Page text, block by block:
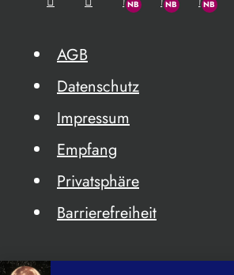
AGB
Datenschutz
Impressum
Empfang
Privatsphäre
Barrierefreiheit